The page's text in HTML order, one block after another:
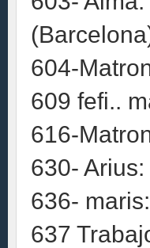
604-
609 fefi..
616-
630-
636-
637